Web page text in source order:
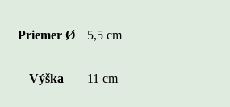
Priemer Ø 5,5 cm
Výška 11 cm